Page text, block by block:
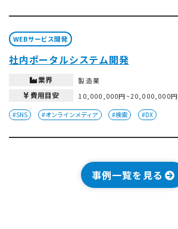
WEBサービス開発
社内ポータルシステム開発
業界 製造業
費用目安 10,000,000円~20,000,000円
#SNS #オンラインメディア #検索 #DX
事例一覧を見る